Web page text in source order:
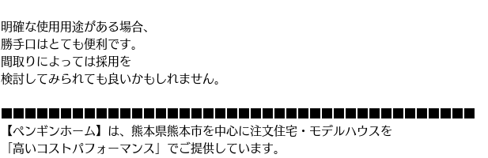
明確な使用用途がある場合、
勝手口はとても便利です。
間取りによっては採用を
検討してみられても良いかもしれません。
【ペンギンホーム】は、熊本県熊本市を中心に注文住宅・モデルハウスを
「高いコストパフォーマンス」でご提供しています。